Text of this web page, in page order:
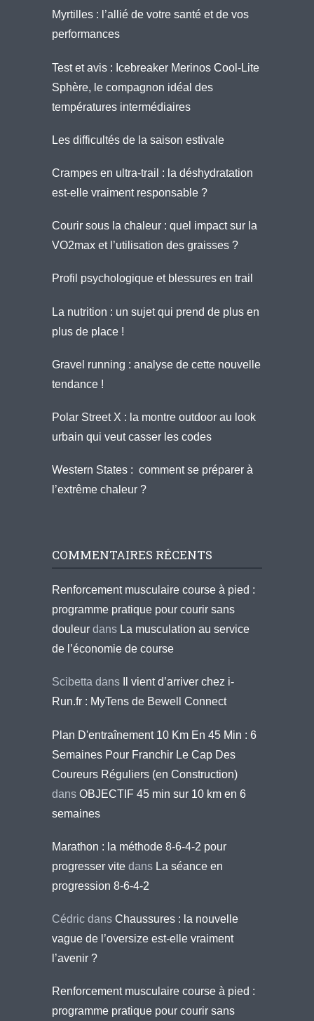
Myrtilles : l’allié de votre santé et de vos
performances
Test et avis : Icebreaker Merinos Cool-Lite
Sphère, le compagnon idéal des
températures intermédiaires
Les difficultés de la saison estivale
Crampes en ultra-trail : la déshydratation
est-elle vraiment responsable ?
Courir sous la chaleur : quel impact sur la
VO2max et l’utilisation des graisses ?
Profil psychologique et blessures en trail
La nutrition : un sujet qui prend de plus en
plus de place !
Gravel running : analyse de cette nouvelle
tendance !
Polar Street X : la montre outdoor au look
urbain qui veut casser les codes
Western States : comment se préparer à
l’extrême chaleur ?
COMMENTAIRES RÉCENTS
Renforcement musculaire course à pied :
programme pratique pour courir sans
douleur dans La musculation au service
de l’économie de course
Scibetta dans
Il vient d’arriver chez i-
Run.fr : MyTens de Bewell Connect
Plan D'entraînement 10 Km En 45 Min : 6
Semaines Pour Franchir Le Cap Des
Coureurs Réguliers (en Construction)
dans OBJECTIF 45 min sur 10 km en 6
semaines
Marathon : la méthode 8-6-4-2 pour
progresser vite dans La séance en
progression 8-6-4-2
Cédric dans Chaussures : la nouvelle
vague de l’oversize est-elle vraiment
l’avenir ?
Renforcement musculaire course à pied :
programme pratique pour courir sans